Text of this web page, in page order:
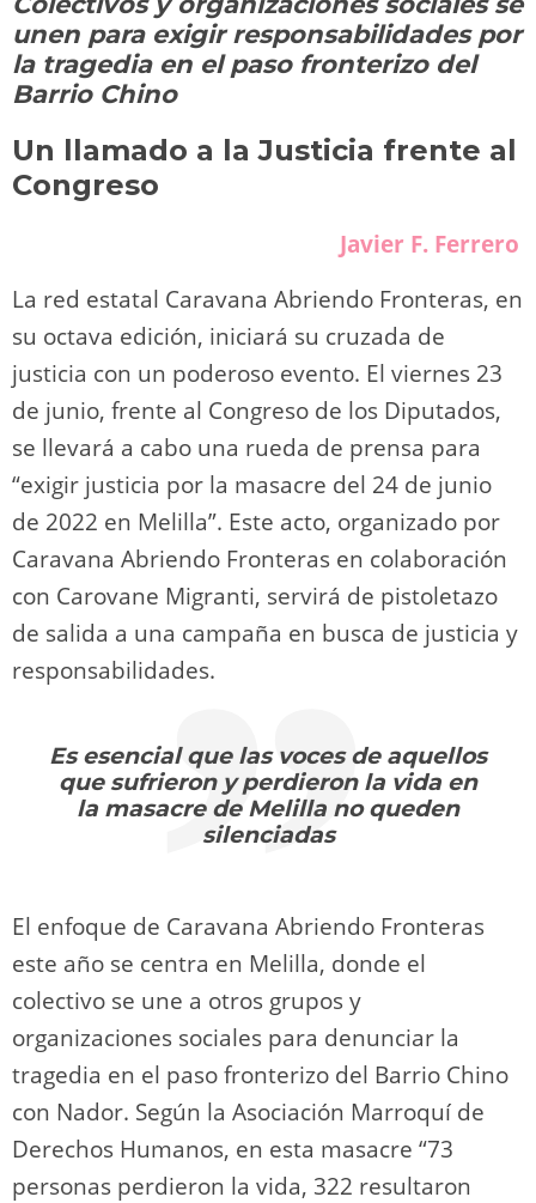
o
n
m p
p
o
o
n
k
tir
unen para exigir responsabilidades por
la tragedia en el paso fronterizo del
Barrio Chino
Un llamado a la Justicia frente al
Congreso
Javier F. Ferrero
La red estatal Caravana Abriendo Fronteras, en
su octava edición, iniciará su cruzada de
justicia con un poderoso evento. El viernes 23
de junio, frente al Congreso de los Diputados,
se llevará a cabo una rueda de prensa para
“exigir justicia por la masacre del 24 de junio
de 2022 en Melilla”. Este acto, organizado por
Caravana Abriendo Fronteras en colaboración
con Carovane Migranti, servirá de pistoletazo
de salida a una campaña en busca de justicia y
responsabilidades.
Es esencial que las voces de aquellos
que sufrieron y perdieron la vida en
la masacre de Melilla no queden
silenciadas
El enfoque de Caravana Abriendo Fronteras
este año se centra en Melilla, donde el
colectivo se une a otros grupos y
organizaciones sociales para denunciar la
tragedia en el paso fronterizo del Barrio Chino
con Nador. Según la Asociación Marroquí de
Derechos Humanos, en esta masacre “73
personas perdieron la vida, 322 resultaron